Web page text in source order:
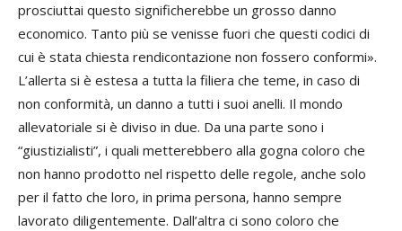
prosciuttai questo significherebbe un grosso danno
economico. Tanto più se venisse fuori che questi codici di
cui è stata chiesta rendicontazione non fossero conformi».
L’allerta si è estesa a tutta la filiera che teme, in caso di
non conformità, un danno a tutti i suoi anelli. Il mondo
allevatoriale si è diviso in due. Da una parte sono i
“giustizialisti”, i quali metterebbero alla gogna coloro che
non hanno prodotto nel rispetto delle regole, anche solo
per il fatto che loro, in prima persona, hanno sempre
lavorato diligentemente. Dall’altra ci sono coloro che